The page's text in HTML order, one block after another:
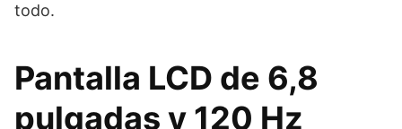
todo.
Pantalla LCD de 6,8
pulgadas y 120 Hz